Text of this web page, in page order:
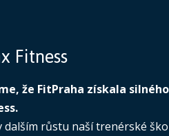
Fitness
že FitPraha získala
dalším růstu naší trenérské